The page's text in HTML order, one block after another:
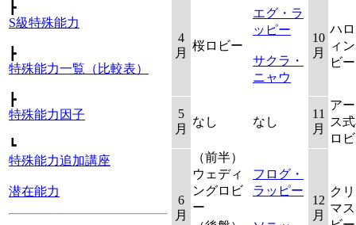
┣
S級特殊能力
┣
特殊能力一覧（比較表）
┣
特殊能力因子
┗
特殊能力追加講座
潜在能力
4
月
桜ロビー
エグ・ラ
ッピー
サクラ・
ニャウ
10
月
ハ
ィ
ビー
5
月
なし なし
11
月
ア
ス
ロ
6
月
（前半）
ウェディ
ングロビ
ー
フログ・
ラッピー
12
月
ク
マ